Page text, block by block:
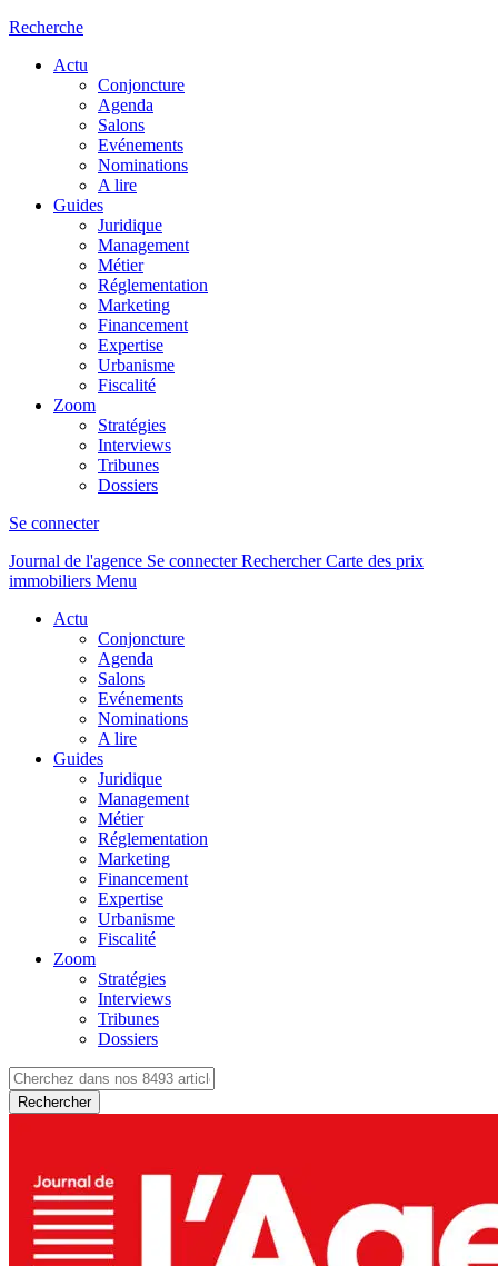
Recherche
Actu
Conjoncture
Agenda
Salons
Evénements
Nominations
A lire
Guides
Juridique
Management
Métier
Réglementation
Marketing
Financement
Expertise
Urbanisme
Fiscalité
Zoom
Stratégies
Interviews
Tribunes
Dossiers
Se connecter
Journal de l'agence Se connecterRechercher Carte des prix
immobiliers Menu
Actu
Conjoncture
Agenda
Salons
Evénements
Nominations
A lire
Guides
Juridique
Management
Métier
Réglementation
Marketing
Financement
Expertise
Urbanisme
Fiscalité
Zoom
Stratégies
Interviews
Tribunes
Dossiers
Rechercher